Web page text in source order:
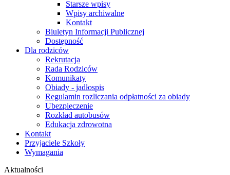
Starsze wpisy
Wpisy archiwalne
Kontakt
Biuletyn Informacji Publicznej
Dostępność
Dla rodziców
Rekrutacja
Rada Rodziców
Komunikaty
Obiady - jadłospis
Regulamin rozliczania odpłatności za obiady
Ubezpieczenie
Rozkład autobusów
Edukacja zdrowotna
Kontakt
Przyjaciele Szkoły
Wymagania
Aktualności